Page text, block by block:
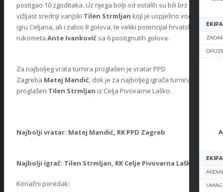
EKIPA
EKIPA
UMAG
postigao 10 zgoditaka. Uz njega bolji od ostalih su bili brz i
vižljast srednji vanjski Tilen Strmljan koji je uspješno vodio
igru Celjana, ali i zabio 8 golova, te veliki potencijal hrvatskog
rukometa Ante Ivanković sa 6 postignutih golova.
Za najboljeg vrata turnira proglašen je vratar PPD
Zagreba Matej Mandić , dok je za najboljeg igrača turnira
proglašen Tilen Strmljan iz Celja Pivovarne Laško.
Najbolji vratar: Matej Mandić, RK PPD Zagreb
Najbolji igrač: Tilen Strmljan, RK Celje Pivovarna Laško
Konačni poredak: